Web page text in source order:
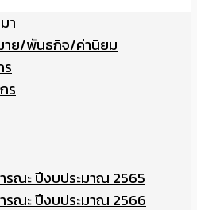
า
าย/พันธกิจ/ค่านิยม
ร
รณะ ปีงบประมาณ 2565
รณะ ปีงบประมาณ 2566